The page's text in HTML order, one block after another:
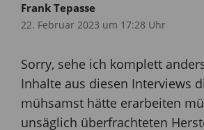
Frank Tepasse
22. Februar 2023 um 17:28 Uhr
Sorry, sehe ich komplett
Inhalte aus diesen Interviews
mühsamst hätte erarbeiten
unsäglich überfrachteten